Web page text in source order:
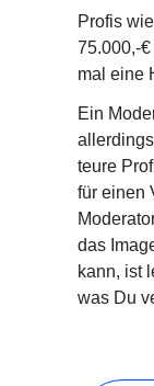
Profis
75.000,-
mal eine
Ein
teure
für einen
das
kann, ist
was Du